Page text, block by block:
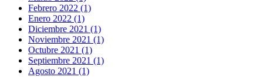
Febrero 2022 (1)
Enero 2022 (1)
Diciembre 2021 (1)
Noviembre 2021 (1)
Octubre 2021 (1)
Septiembre 2021 (1)
Agosto 2021 (1)